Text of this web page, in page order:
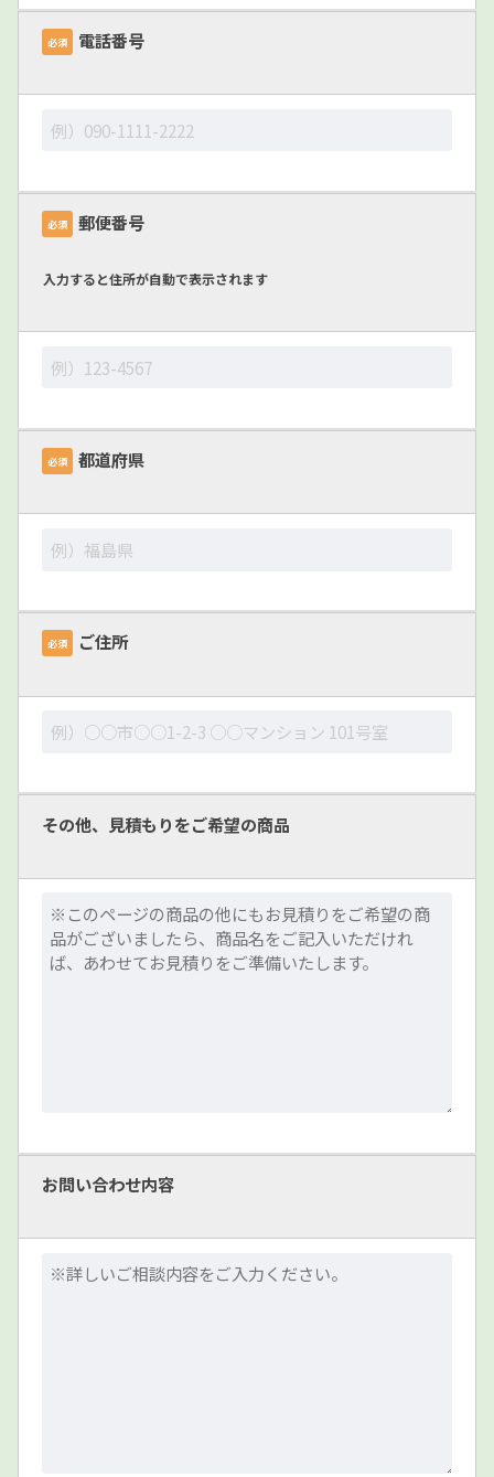
必須 電話番号
必須 郵便番号
入力すると住所が自動で表示されます
必須 都道府県
必須 ご住所
その他、見積もりをご希望の商品
お問い合わせ内容